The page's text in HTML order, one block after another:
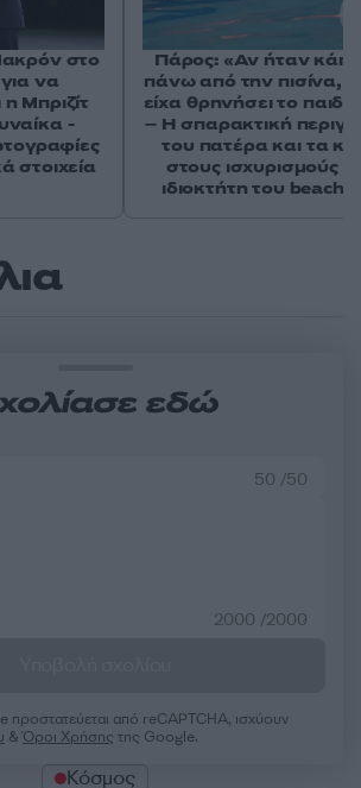
εδώ
50 /50
2000 /2000
προστατεύεται από reCAPTCHA, ισχύουν
&Όροι Χρήσης της Google.
Κόσμος
στο
να
Μπριζίτ
-
στοιχεία
Πάρος: «Αν ήταν
πάνω από την πισίνα,
είχα θρηνήσει το παιδί
– Η σπαρακτική
του πατέρα και τα
στους ισχυρισμούς
ιδιοκτήτη του beach